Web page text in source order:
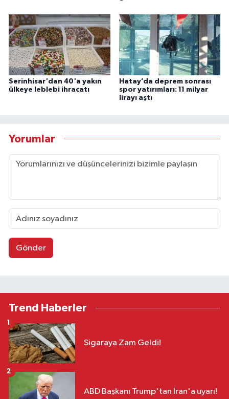
Serinhisar'dan 40'a yakın
ülkeye leblebi ihracatı
Hatay’da deprem sonrası
spor yatırımları: 11 milyar
lirayı aştı
Yorumlar
Gönder
Trend Haberler
Sigaraya Zam Geldi!
1
ABD Başkanı Trump'tan İran'a uyarı!
2